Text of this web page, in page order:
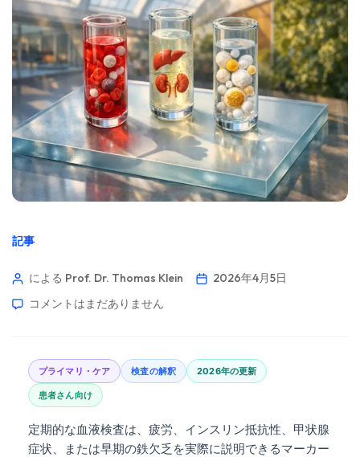
記事
による Prof. Dr. Thomas Klein
2026年4月5日
コメントはまだありません
プライマリ・ケア 検査の解釈 2026年の更新
患者さん向け
定期的な血液検査は、疲労、インスリン抵抗性、甲状腺
症状、または早期の鉄欠乏を実際に説明できるマーカー